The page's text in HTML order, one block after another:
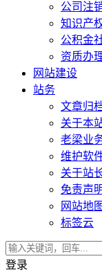
公司注
知识产
公积金
资质办
网站建设
站务
文章归
关于本
老梁业
维护软
关于站
免责声
网站地图
标签云
登录